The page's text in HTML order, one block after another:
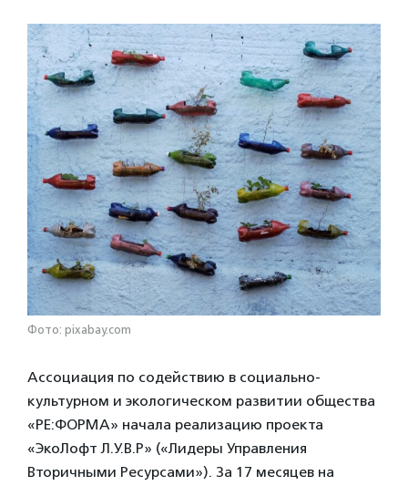
Фото: pixabay.com
Ассоциация по содействию в социально-
культурном и экологическом развитии общества
«РЕ:ФОРМА» начала реализацию проекта
«ЭкоЛофт Л.У.В.Р» («Лидеры Управления
Вторичными Ресурсами»). За 17 месяцев на